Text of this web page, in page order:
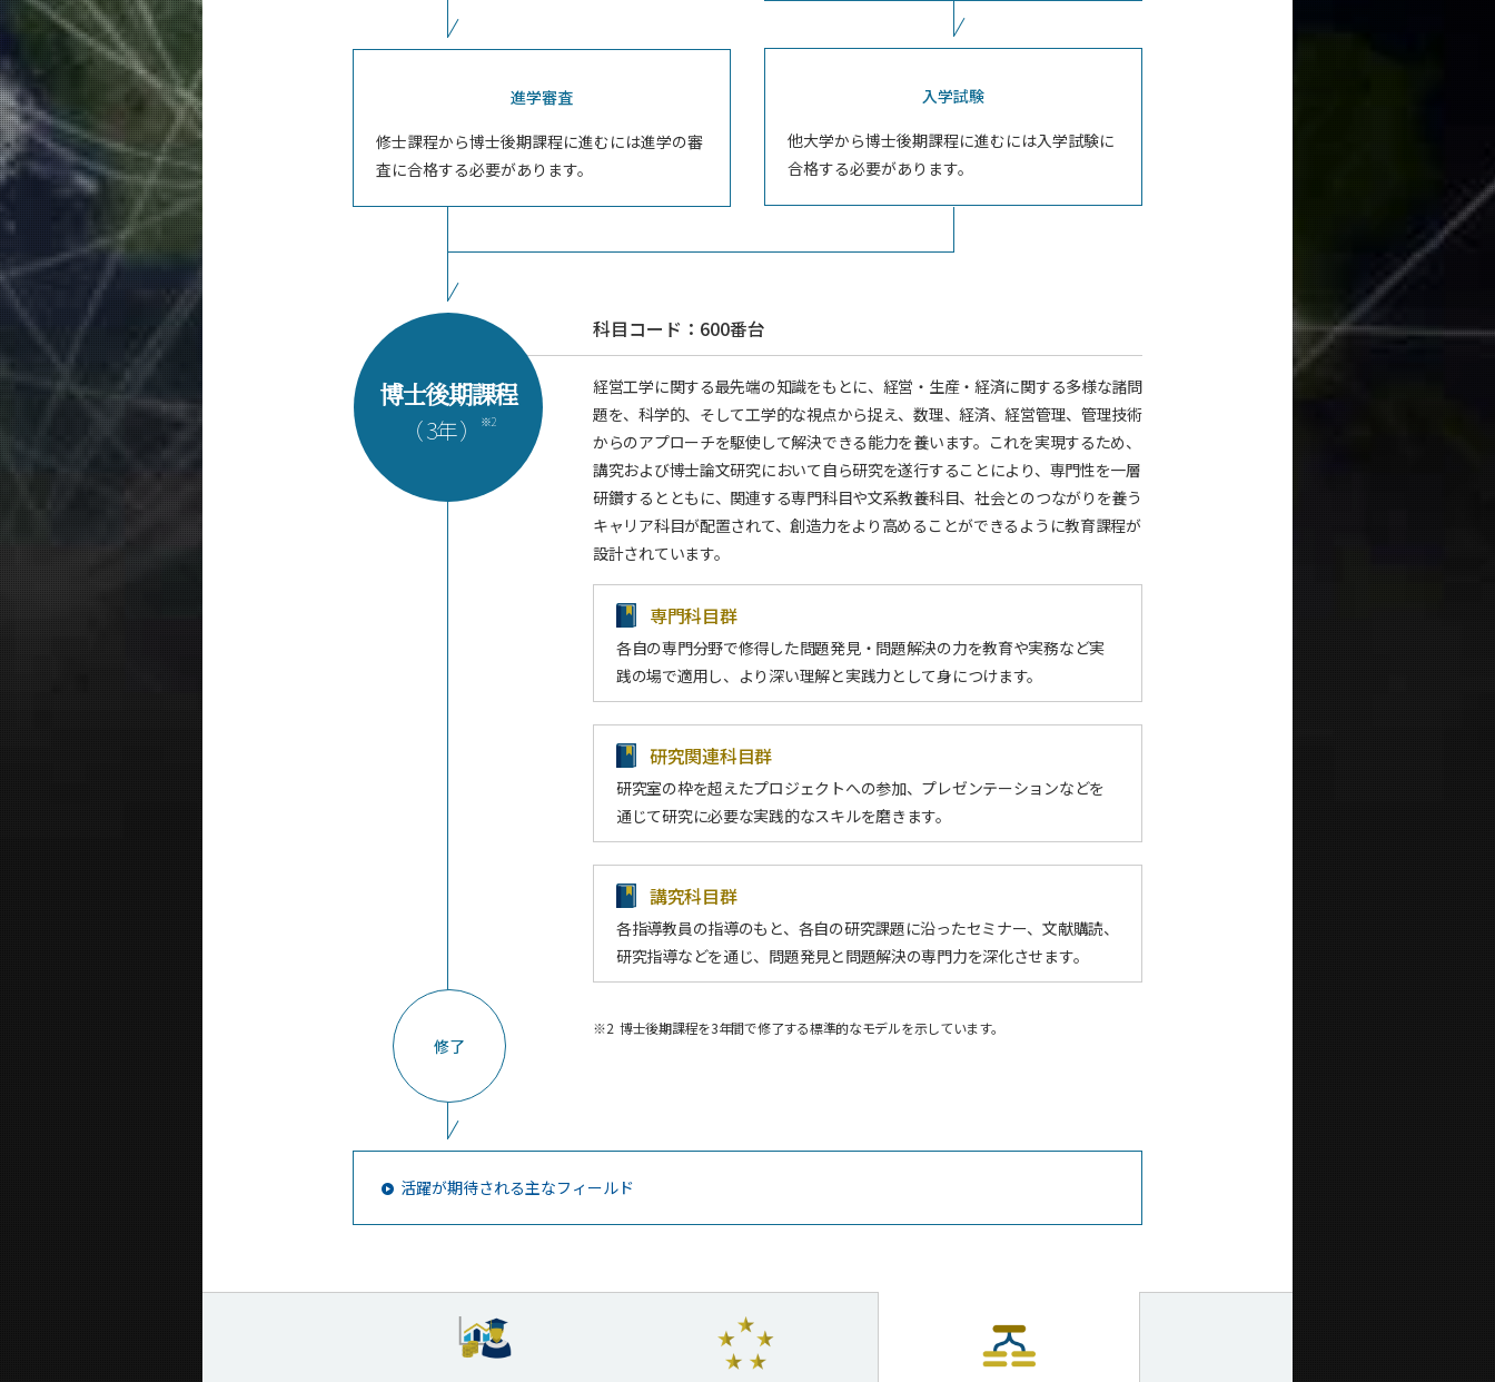
進学審査
修士課程から博士後期課程に進むには進学の審
査に合格する必要があります。
入学試験
他大学から博士後期課程に進むには入学試験に
合格する必要があります。
博士後期課程
（ 3年 ） ※2
科目コード：600番台
経営工学に関する最先端の知識をもとに、経営・生産・経済に関する多様な諸問
題を、科学的、そして工学的な視点から捉え、数理、経済、経営管理、管理技術
からのアプローチを駆使して解決できる能力を養います。これを実現するため、
講究および博士論文研究において自ら研究を遂行することにより、専門性を一層
研鑽するとともに、関連する専門科目や文系教養科目、社会とのつながりを養う
キャリア科目が配置されて、創造力をより高めることができるように教育課程が
設計されています。
専門科目群
各自の専門分野で修得した問題発見・問題解決の力を教育や実務など実
践の場で適用し、より深い理解と実践力として身につけます。
研究関連科目群
研究室の枠を超えたプロジェクトへの参加、プレゼンテーションなどを
通じて研究に必要な実践的なスキルを磨きます。
講究科目群
各指導教員の指導のもと、各自の研究課題に沿ったセミナー、文献購読、
研究指導などを通じ、問題発見と問題解決の専門力を深化させます。
※2 博士後期課程を3年間で修了する標準的なモデルを示しています。
修了
活躍が期待される主なフィールド